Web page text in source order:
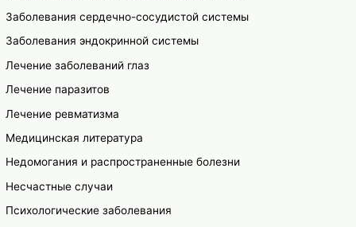
Заболевания сердечно-сосудистой системы
Заболевания эндокринной системы
Лечение заболеваний глаз
Лечение паразитов
Лечение ревматизма
Медицинская литература
Недомогания и распространенные болезни
Несчастные случаи
Психологические заболевания